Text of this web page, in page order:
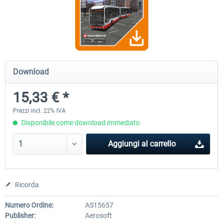
OMSI 2 Add-on Thüringer Wald
30,75 € *
OMSI 2 Add-on Berlin Line
Download
15,33 € *
Prezzi incl. 22% IVA
Disponibile come download immediato
Aggiungi al carrello
Ricorda
Numero Ordine:
AS15657
Publisher:
Aerosoft